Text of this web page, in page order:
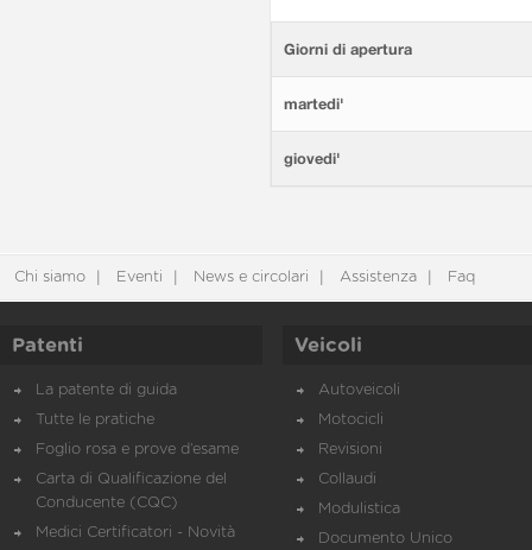
Giorni di apertura
martedi'
giovedi'
Chi siamo Eventi News e circolari Assistenza Faq
Patenti
La patente di guida
Tutte le pratiche
Foglio rosa e prove d’esame
Carta di Qualificazione del
Conducente (CQC)
Medici Certificatori - Novità
Veicoli
Autoveicoli
Motocicli
Revisioni
Collaudi
Modulistica
Documento Unico